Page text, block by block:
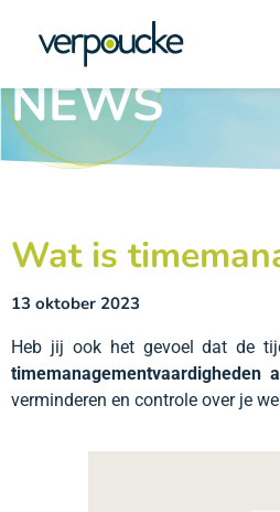
NEWS
Wat is
13 oktober 2023
Heb jij ook het gevoel dat de
timemanagementvaardigheden
verminderen en controle over je